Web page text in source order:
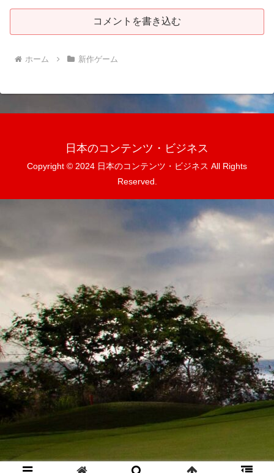
コメントを書き込む
ホーム 新作ゲーム
日本のコンテンツ・ビジネス
Copyright © 2024 日本のコンテンツ・ビジネス All Rights
Reserved.